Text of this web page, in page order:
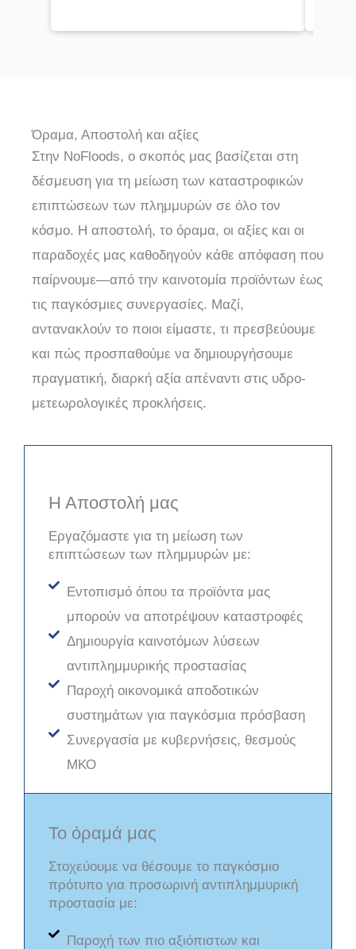
Όραμα, Αποστολή και αξίες
Στην NoFloods, ο σκοπός μας βασίζεται στη
δέσμευση για τη μείωση των καταστροφικών
επιπτώσεων των πλημμυρών σε όλο τον
κόσμο. Η αποστολή, το όραμα, οι αξίες και οι
παραδοχές μας καθοδηγούν κάθε απόφαση που
παίρνουμε—από την καινοτομία προϊόντων έως
τις παγκόσμιες συνεργασίες. Μαζί,
αντανακλούν το ποιοι είμαστε, τι πρεσβεύουμε
και πώς προσπαθούμε να δημιουργήσουμε
πραγματική, διαρκή αξία απέναντι στις υδρο-
μετεωρολογικές προκλήσεις.
Η Αποστολή μας
Εργαζόμαστε για τη μείωση των
επιπτώσεων των πλημμυρών με:
Εντοπισμό όπου τα προϊόντα μας
μπορούν να αποτρέψουν καταστροφές
Δημιουργία καινοτόμων λύσεων
αντιπλημμυρικής προστασίας
Παροχή οικονομικά αποδοτικών
συστημάτων για παγκόσμια πρόσβαση
Συνεργασία με κυβερνήσεις, θεσμούς
ΜΚΟ
Το όραμά μας
Στοχεύουμε να θέσουμε το παγκόσμιο
πρότυπο για προσωρινή αντιπλημμυρική
προστασία με:
Παροχή των πιο αξιόπιστων και